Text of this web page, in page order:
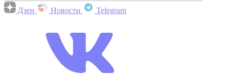
Дзен Новости Telegram